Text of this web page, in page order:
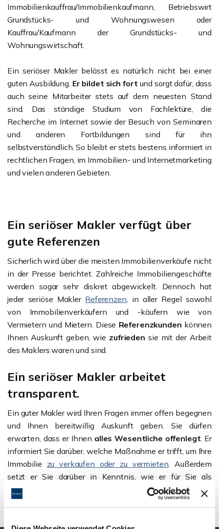
Immobilienkauffrau/Immobilienkaufmann, Betriebswirt
Grundstücks- und Wohnungswesen oder
Kauffrau/Kaufmann der Grundstücks- und
Wohnungswirtschaft.
Ein seriöser Makler belässt es natürlich nicht bei einer
guten Ausbildung. Er bildet sich fort und sorgt dafür, dass
auch seine Mitarbeiter stets auf dem neuesten Stand
sind. Das ständige Studium von Fachlektüre, die
Recherche im Internet sowie der Besuch von Seminaren
und anderen Fortbildungen sind für ihn
selbstverständlich. So bleibt er stets bestens informiert in
rechtlichen Fragen, im Immobilien- und Internetmarketing
und vielen anderen Gebieten.
Ein seriöser Makler verfügt über
gute Referenzen
Sicherlich wird über die meisten Immobilienverkäufe nicht
in der Presse berichtet. Zahlreiche Immobiliengeschäfte
werden sogar sehr diskret abgewickelt. Dennoch hat
jeder seriöse Makler Referenzen , in aller Regel sowohl
von Immobilienverkäufern und -käufern wie von
Vermietern und Mietern. Diese Referenzkunden können
Ihnen Auskunft geben, wie zufrieden sie mit der Arbeit
des Maklers waren und sind.
Ein seriöser Makler arbeitet
transparent.
Ein guter Makler wird Ihren Fragen immer offen begegnen
und Ihnen bereitwillig Auskunft geben. Sie dürfen
erwarten, dass er Ihnen alles Wesentliche offenlegt . Er
informiert Sie darüber, welche Maßnahme er trifft, um Ihre
Immobilie zu verkaufen oder zu vermieten . Außerdem
setzt er Sie darüber in Kenntnis, wie er für Sie als
potentiellen Käufer oder Mieter das für Sie passende
Objekt findet.